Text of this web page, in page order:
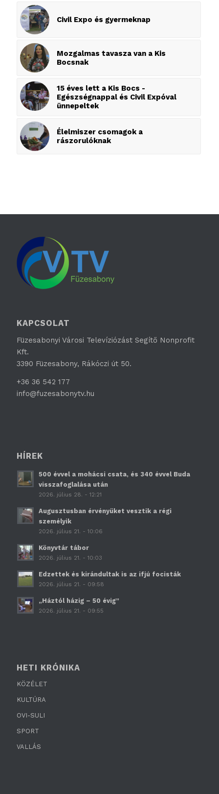
Civil Expo és gyermeknap
Mozgalmas tavasza van a Kis
Bocsnak
15 éves lett a Kis Bocs -
Egészségnappal és Civil Expóval
ünnepeltek
Élelmiszer csomagok a
rászorulóknak
KAPCSOLAT
Füzesabonyi Városi Televíziózást Segítő Nonprofit
Kft.
3390 Füzesabony, Rákóczi út 50.
+36 36 542 177
info@fuzesabonytv.hu
HÍREK
500 évvel a mohácsi csata, és 340 évvel Buda
visszafoglalása után
2026. július 28. - 12:21
Augusztusban érvényüket vesztik a régi
személyik
2026. július 21. - 10:06
Könyvtár tábor
2026. július 21. - 10:03
Edzettek és kirándultak is az ifjú focisták
2026. július 21. - 09:58
„Háztól házig – 50 évig”
2026. július 21. - 09:55
HETI KRÓNIKA
KÖZÉLET
KULTÚRA
OVI-SULI
SPORT
VALLÁS